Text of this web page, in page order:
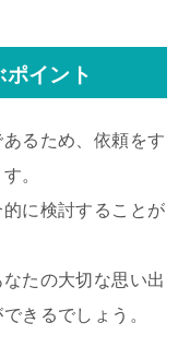
イント
るため、依頼をす
。
に検討することが
たの大切な思い出
きるでしょう。